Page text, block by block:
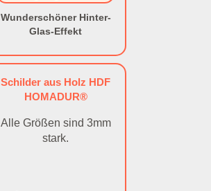
Wunderschöner Hinter-
Glas-Effekt
Schilder aus Holz HDF
HOMADUR®
Alle Größen sind 3mm
stark.